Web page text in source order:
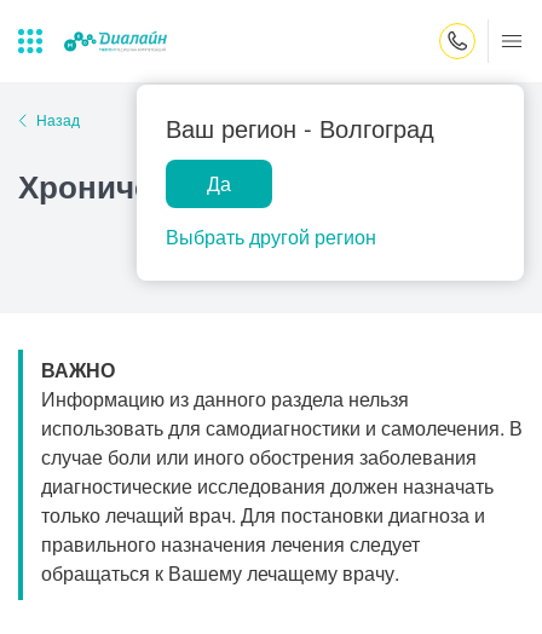
Ваш регион - Волгоград
Да
Выбрать другой регион
Лаборатории
Центр помощи
на дому
Закрыть поиск
Популярные запросы
Прием гинеколога
Прием гастроэнтеролога
Прием офтальмолога
Прием уролога
Прием хирурга
Прием кардиолога
Назад
Хронический конъюнктивит
ВАЖНО
Информацию из данного раздела нельзя
использовать для самодиагностики и самолечения. В
случае боли или иного обострения заболевания
диагностические исследования должен назначать
только лечащий врач. Для постановки диагноза и
правильного назначения лечения следует
обращаться к Вашему лечащему врачу.